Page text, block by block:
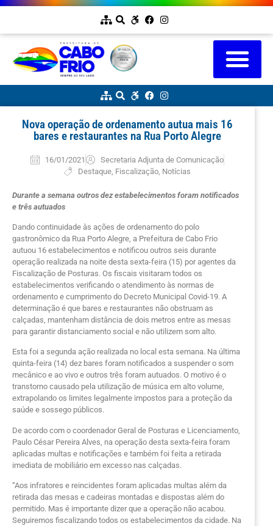
Nova operação de ordenamento autua mais 16
bares e restaurantes na Rua Porto Alegre
16/01/2021
Secretaria Adjunta de Comunicação
Destaque Fiscalização Notícias
Durante a semana outros dez estabelecimentos foram notificados
e três autuados
Dando continuidade às ações de ordenamento do polo
gastronômico da Rua Porto Alegre, a Prefeitura de Cabo Frio
autuou 16 estabelecimentos e notificou outros seis durante
operação realizada na noite desta sexta-feira (15) por agentes da
Fiscalização de Posturas. Os fiscais visitaram todos os
estabelecimentos verificando o atendimento às normas de
ordenamento e cumprimento do Decreto Municipal Covid-19. A
determinação é que bares e restaurantes não obstruam as
calçadas, mantenham distância de dois metros entre as mesas
para garantir distanciamento social e não utilizem som alto.
Esta foi a segunda ação realizada no local esta semana. Na última
quinta-feira (14) dez bares foram notificados a suspender o som
mecânico e ao vivo e outros três foram autuados. O motivo é o
transtorno causado pela utilização de música em alto volume,
extrapolando os limites legalmente impostos para a proteção da
saúde e sossego públicos.
De acordo com o coordenador Geral de Posturas e Licenciamento,
Paulo César Pereira Alves, na operação desta sexta-feira foram
aplicadas multas e notificações e também foi feita a retirada
imediata de mobiliário em excesso nas calçadas.
“Aos infratores e reincidentes foram aplicadas multas além da
retirada das mesas e cadeiras montadas e dispostas além do
permitido. Mas é importante dizer que a operação não acabou.
Seguiremos fiscalizando todos os estabelecimentos da cidade. Na